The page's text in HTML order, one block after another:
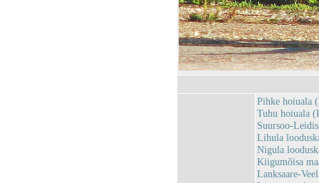
Pihke hoiuala
Tuhu hoiuala
Suursoo-
Lihula
Nigula
Kiigumõisa
Lanksaare-